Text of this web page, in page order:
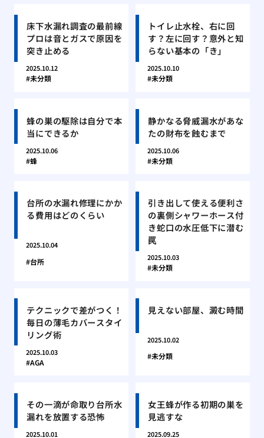
床下水漏れ調査の最前線
プロは音とガスで原因を
突き止める
2025.10.12
未分類
トイレ止水栓、右に回
す？左に回す？意外と知
らない基本の「き」
2025.10.10
未分類
蜂の巣の駆除は自分で本
当にできるか
2025.10.06
蜂
静かなる脅威漏水があな
たの財布を蝕むまで
2025.10.06
未分類
台所の水漏れ修理にかか
る費用はどのくらい
2025.10.04
台所
引き出して使える便利さ
の裏側シャワーホース付
き蛇口の水圧低下に潜む
罠
2025.10.03
未分類
テクニックで差がつく！
毎日の薄毛カバースタイ
リング術
2025.10.03
AGA
見えない部屋、澱む時間
2025.10.02
未分類
その一滴が命取り台所水
漏れを放置する恐怖
2025.10.01
女王蜂が作る初期の巣を
見逃すな
2025.09.25